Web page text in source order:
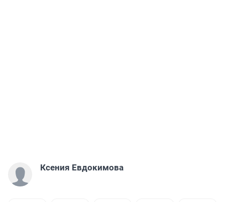
Ксения Евдокимова